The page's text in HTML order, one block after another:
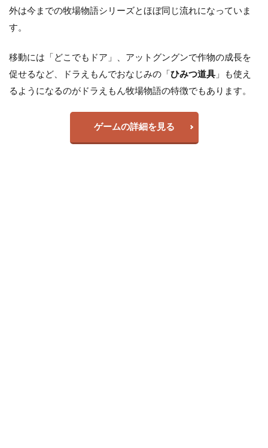
外は今までの牧場物語シリーズとほぼ同じ流れになっていま
す。
移動には「どこでもドア」、アットグングンで作物の成長を
促せるなど、ドラえもんでおなじみの「ひみつ道具 」も使え
るようになるのがドラえもん牧場物語の特徴でもあります。
ゲームの詳細を見る